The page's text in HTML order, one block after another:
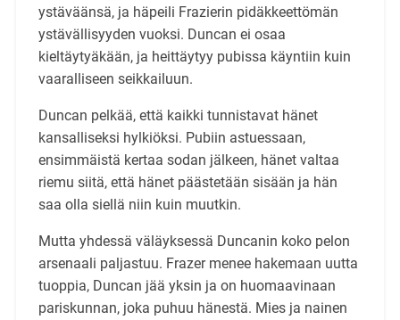
ystäväänsä, ja häpeili Frazierin pidäkkeettömän
ystävällisyyden vuoksi. Duncan ei osaa
kieltäytyäkään, ja heittäytyy pubissa käyntiin kuin
vaaralliseen seikkailuun.
Duncan pelkää, että kaikki tunnistavat hänet
kansalliseksi hylkiöksi. Pubiin astuessaan,
ensimmäistä kertaa sodan jälkeen, hänet valtaa
riemu siitä, että hänet päästetään sisään ja hän
saa olla siellä niin kuin muutkin.
Mutta yhdessä väläyksessä Duncanin koko pelon
arsenaali paljastuu. Frazer menee hakemaan uutta
tuoppia, Duncan jää yksin ja on huomaavinaan
pariskunnan, joka puhuu hänestä. Mies ja nainen